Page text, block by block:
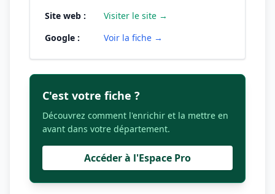
Site web :
Visiter le site →
Google :
Voir la fiche →
C'est votre fiche ?
Découvrez comment l'enrichir et la mettre en
avant dans votre département.
Accéder à l'Espace Pro